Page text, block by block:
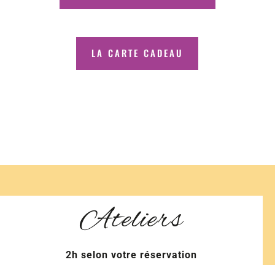
LA CARTE CADEAU
Ateliers
2h selon votre réservation